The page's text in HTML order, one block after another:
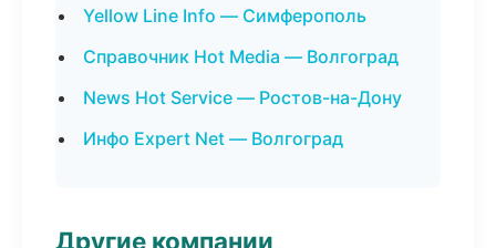
Yellow Line Info — Симферополь
Справочник Hot Media — Волгоград
News Hot Service — Ростов-на-Дону
Инфо Expert Net — Волгоград
Другие компании